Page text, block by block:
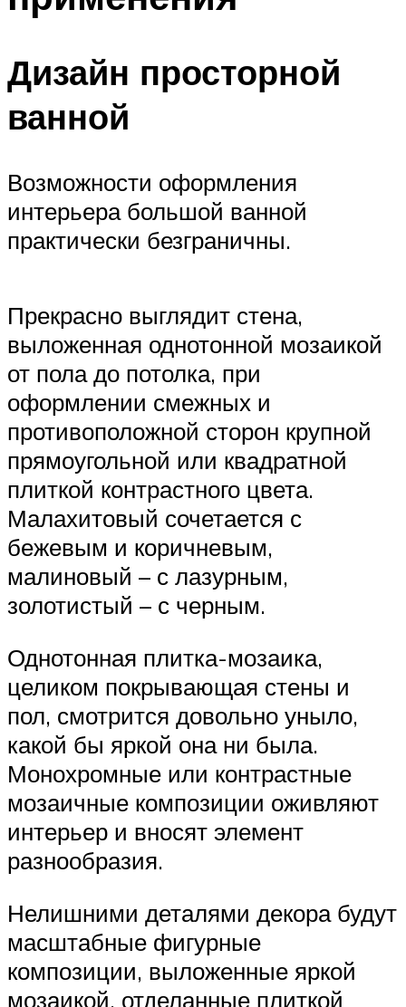
Дизайн просторной
ванной
Возможности оформления
интерьера большой ванной
практически безграничны.
Прекрасно выглядит стена,
выложенная однотонной мозаикой
от пола до потолка, при
оформлении смежных и
противоположной сторон крупной
прямоугольной или квадратной
плиткой контрастного цвета.
Малахитовый сочетается с
бежевым и коричневым,
малиновый – с лазурным,
золотистый – с черным.
Однотонная плитка-мозаика,
целиком покрывающая стены и
пол, смотрится довольно уныло,
какой бы яркой она ни была.
Монохромные или контрастные
мозаичные композиции оживляют
интерьер и вносят элемент
разнообразия.
Нелишними деталями декора будут
масштабные фигурные
композиции, выложенные яркой
мозаикой, отделанные плиткой